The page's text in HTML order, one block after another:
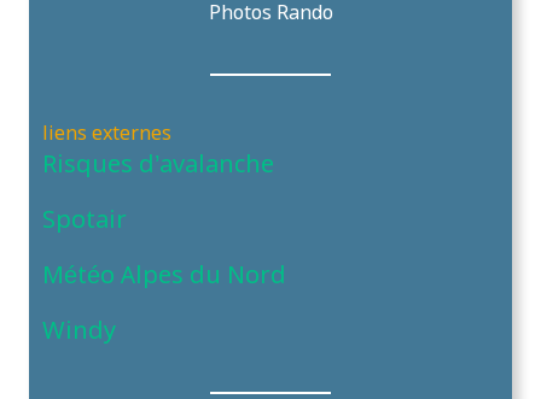
Photos Rando
liens externes
Risques d’avalanche
Spotair
Météo Alpes du Nord
Windy